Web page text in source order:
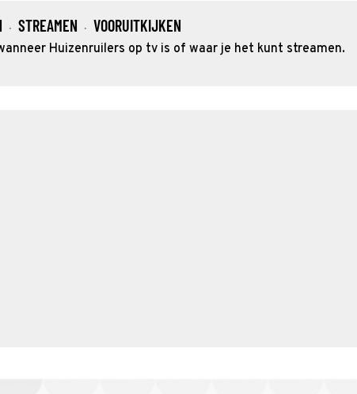
· STREAMEN · VOORUITKIJKEN
Huizenruilers op tv is of waar je het kunt streamen.